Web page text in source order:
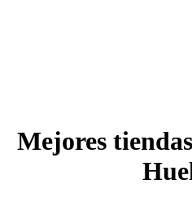
Mejores